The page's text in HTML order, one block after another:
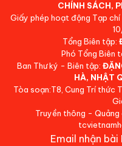
CHÍNH SÁCH,
Giấy phép hoạt động Tạp
Tổng Biên tập:
Phó Tổng Biên
Ban Thư ký - Biên tập:
HÀ, NHẬT
Tòa soạn:T8, Cung Trí thức
Truyền thông - Quảng
Email nhận bài